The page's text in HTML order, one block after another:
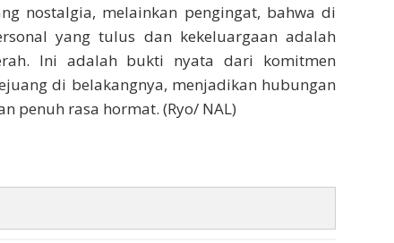
nostalgia, melainkan pengingat, bahwa di
yang tulus dan kekeluargaan adalah
Ini adalah bukti nyata dari komitmen
di belakangnya, menjadikan hubungan
penuh rasa hormat. (Ryo/ NAL)